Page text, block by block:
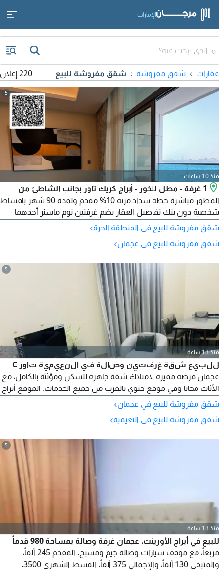
الإمارات
عقارات شقق مفروشة شقق مفروشة للبيع 220 إعلان
5
منذ 10 ساعات
1 غرفة - مطل للخور - أبراج كريك تاور بجانب الشاطئ من
المطور مباشرة خطة سداد مرنة 10% مقدم ولمدة 90 شهر باقساط
شخصية دون بنك تفاصيل العقار يضم غرفتين نوم ماستر أحدهما
اطلالة لخور عجمان والأخرى للمدينة - صالة وبلكونه مع جلسة اطلالة
للخور - 3 حمام - مطبخ بتصميم عصري - غرفة تخزين - خزائن مطبخ -
خزائن الغرف - خزائن حمام وسائل الراحة كأمريات مراقبة - أمن علي
شقق مفروشة للبيع في المنطقة الحرة›
شقق مفروشة للبيع في عجمان›
5
منذ 13 ساعة
للبيع شقة غرفتين وصالة في النعيمية تاور C
عجمان فرصة مميزة لامتلاك شقة جاهزة للسكن ومؤثثة بالكامل، مع
الأثاث مجانا وفي موقع حيوي بالقرب من جميع الخدمات. الموقع أبراج
مطبخ بلكونه المساحة 1431 قدم السعر الاجمالي 634000 درهم
شقق مفروشة للبيع في عجمان›
شقق مفروشة للبيع في النعيمية›
5
منذ 13 ساعة
للبيع في أبراج الأورينت، عجمان غرفة وصالة بمساحة 980 قدماً
مربعاً، مع موقف سيارات وصالة جيم ومسبح. المقدم 245 ألفاً،
والمتبقي 130 ألفاً، والإجمالي 375 ألفاً. القسط الشهري 3500.